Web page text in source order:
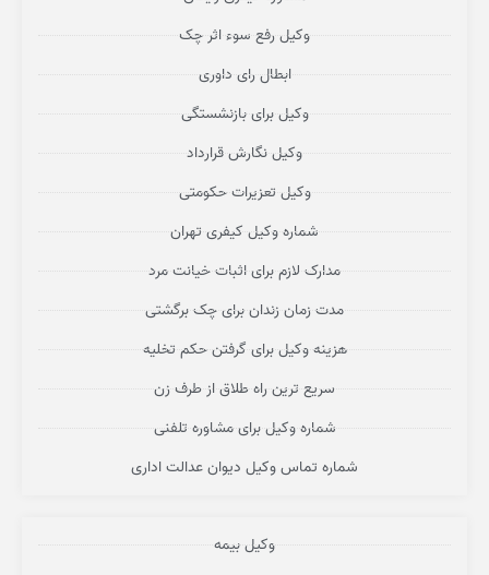
وکیل رفع سوء اثر چک
ابطال رای داوری
وکیل برای بازنشستگی
وکیل نگارش قرارداد
وکیل تعزیرات حکومتی
شماره وکیل کیفری تهران
مدارک لازم برای اثبات خیانت مرد
مدت زمان زندان برای چک برگشتی
هزینه وکیل برای گرفتن حکم تخلیه
سریع ترین راه طلاق از طرف زن
شماره وکیل برای مشاوره تلفنی
شماره تماس وکیل دیوان عدالت اداری
وکیل بیمه